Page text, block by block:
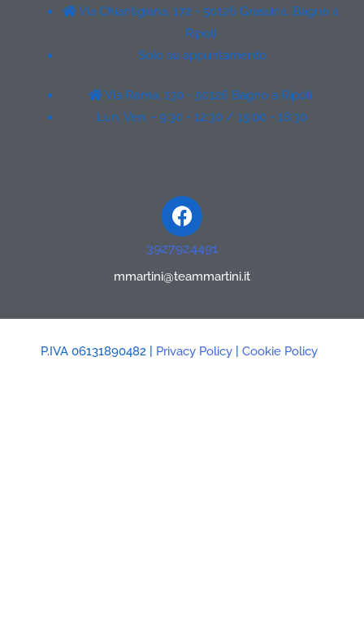
Via Chiantigiana, 172 - 50126 Grassina, Bagno a
Ripoli
Solo su appuntamento
Via Roma, 130 - 50126 Bagno a Ripoli
Lun. Ven. - 9:30 - 12:30 / 15:00 - 18:30
Facebook
3927924491
mmartini@teammartini.it
P.IVA 06131890482 | Privacy Policy| Cookie Policy